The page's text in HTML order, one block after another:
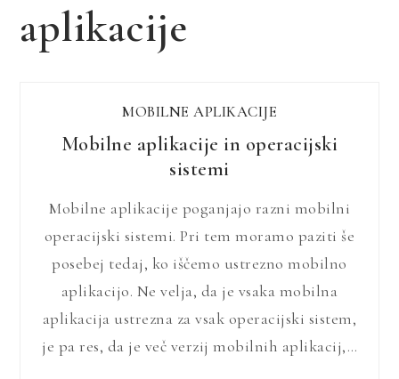
aplikacije
MOBILNE APLIKACIJE
Mobilne aplikacije in operacijski
sistemi
Mobilne aplikacije poganjajo razni mobilni
operacijski sistemi. Pri tem moramo paziti še
posebej tedaj, ko iščemo ustrezno mobilno
aplikacijo. Ne velja, da je vsaka mobilna
aplikacija ustrezna za vsak operacijski sistem,
je pa res, da je več verzij mobilnih aplikacij,…